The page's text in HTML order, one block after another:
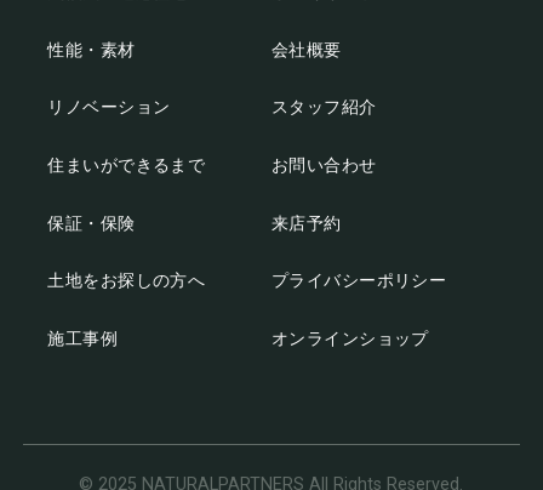
性能・素材
リノベーション
住まいができるまで
保証・保険
土地をお探しの方へ
施工事例
会社概要
スタッフ紹介
お問い合わせ
来店予約
プライバシーポリシー
オンラインショップ
© 2025 NATURALPARTNERS All Rights Reserved.